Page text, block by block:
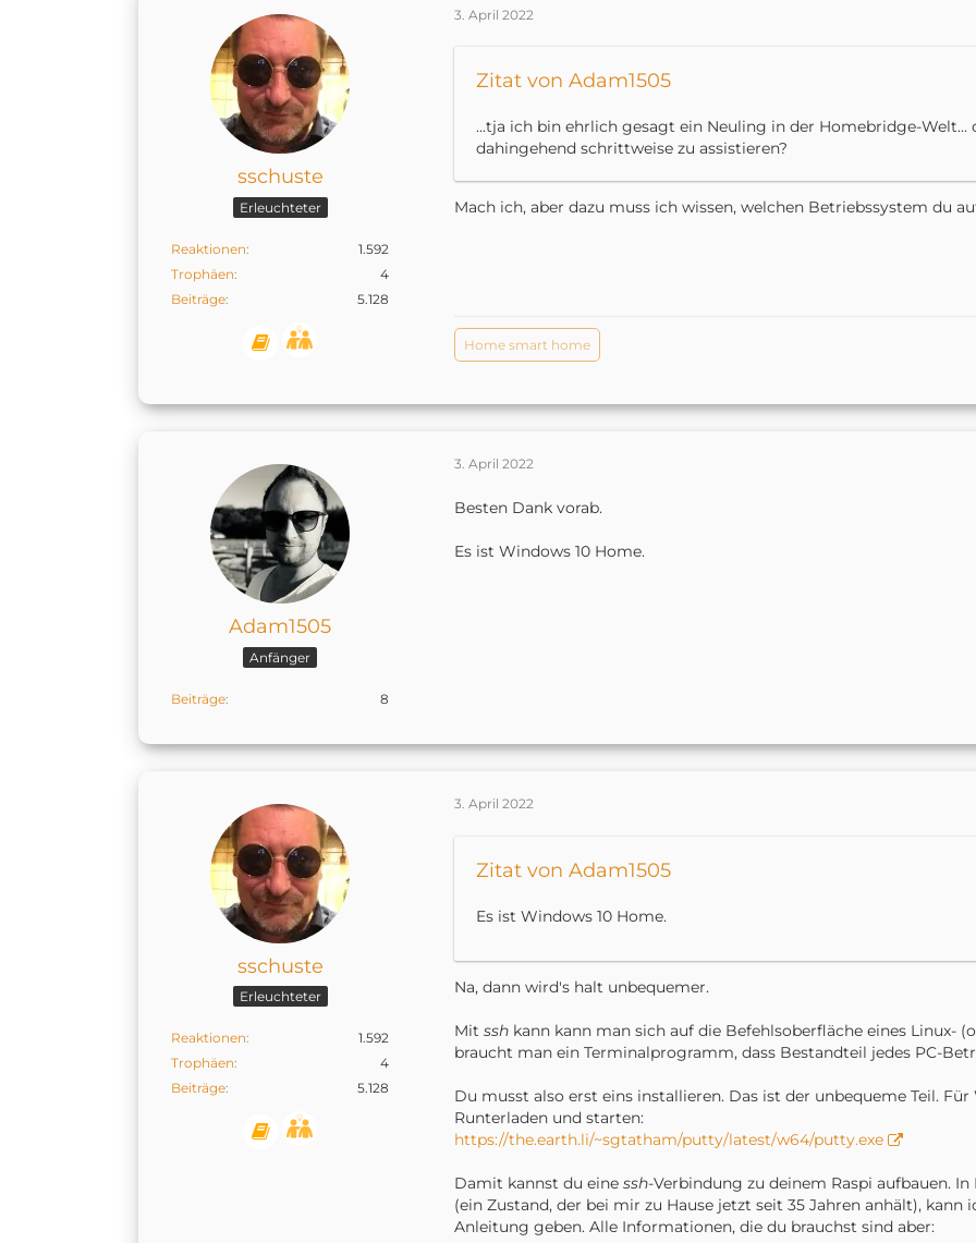
sschuste
Erleuchteter
Reaktionen
1.592
Trophäen
4
Beiträge
5.128
3. April 2022
Zitat von Adam1505
...tja ich bin ehrlich gesagt ein Neuling in der Homebridge-
dahingehend schrittweise zu assistieren?
Mach ich, aber dazu muss ich wissen, welchen Betriebssystem du
Home smart home
Adam1505
Anfänger
Beiträge 8
3. April 2022
Besten Dank vorab.
Es ist Windows 10 Home.
sschuste
Erleuchteter
Reaktionen
1.592
Trophäen
4
Beiträge
5.128
3. April 2022
Zitat von Adam1505
Es ist Windows 10 Home.
Na, dann wird's halt unbequemer.
Mit ssh kann kann man sich auf die Befehlsoberfläche eines Linux-
braucht man ein Terminalprogramm, dass Bestandteil jedes PC-
Du musst also erst eins installieren. Das ist der unbequeme Teil.
Runterladen und starten:
https://the.earth.li/~sgtatham/putty/latest/w64/putty.exe
Damit kannst du eine ssh-Verbindung zu deinem Raspi aufbauen.
(ein Zustand, der bei mir zu Hause jetzt seit 35 Jahren anhält), kann
Anleitung geben. Alle Informationen, die du brauchst sind aber: